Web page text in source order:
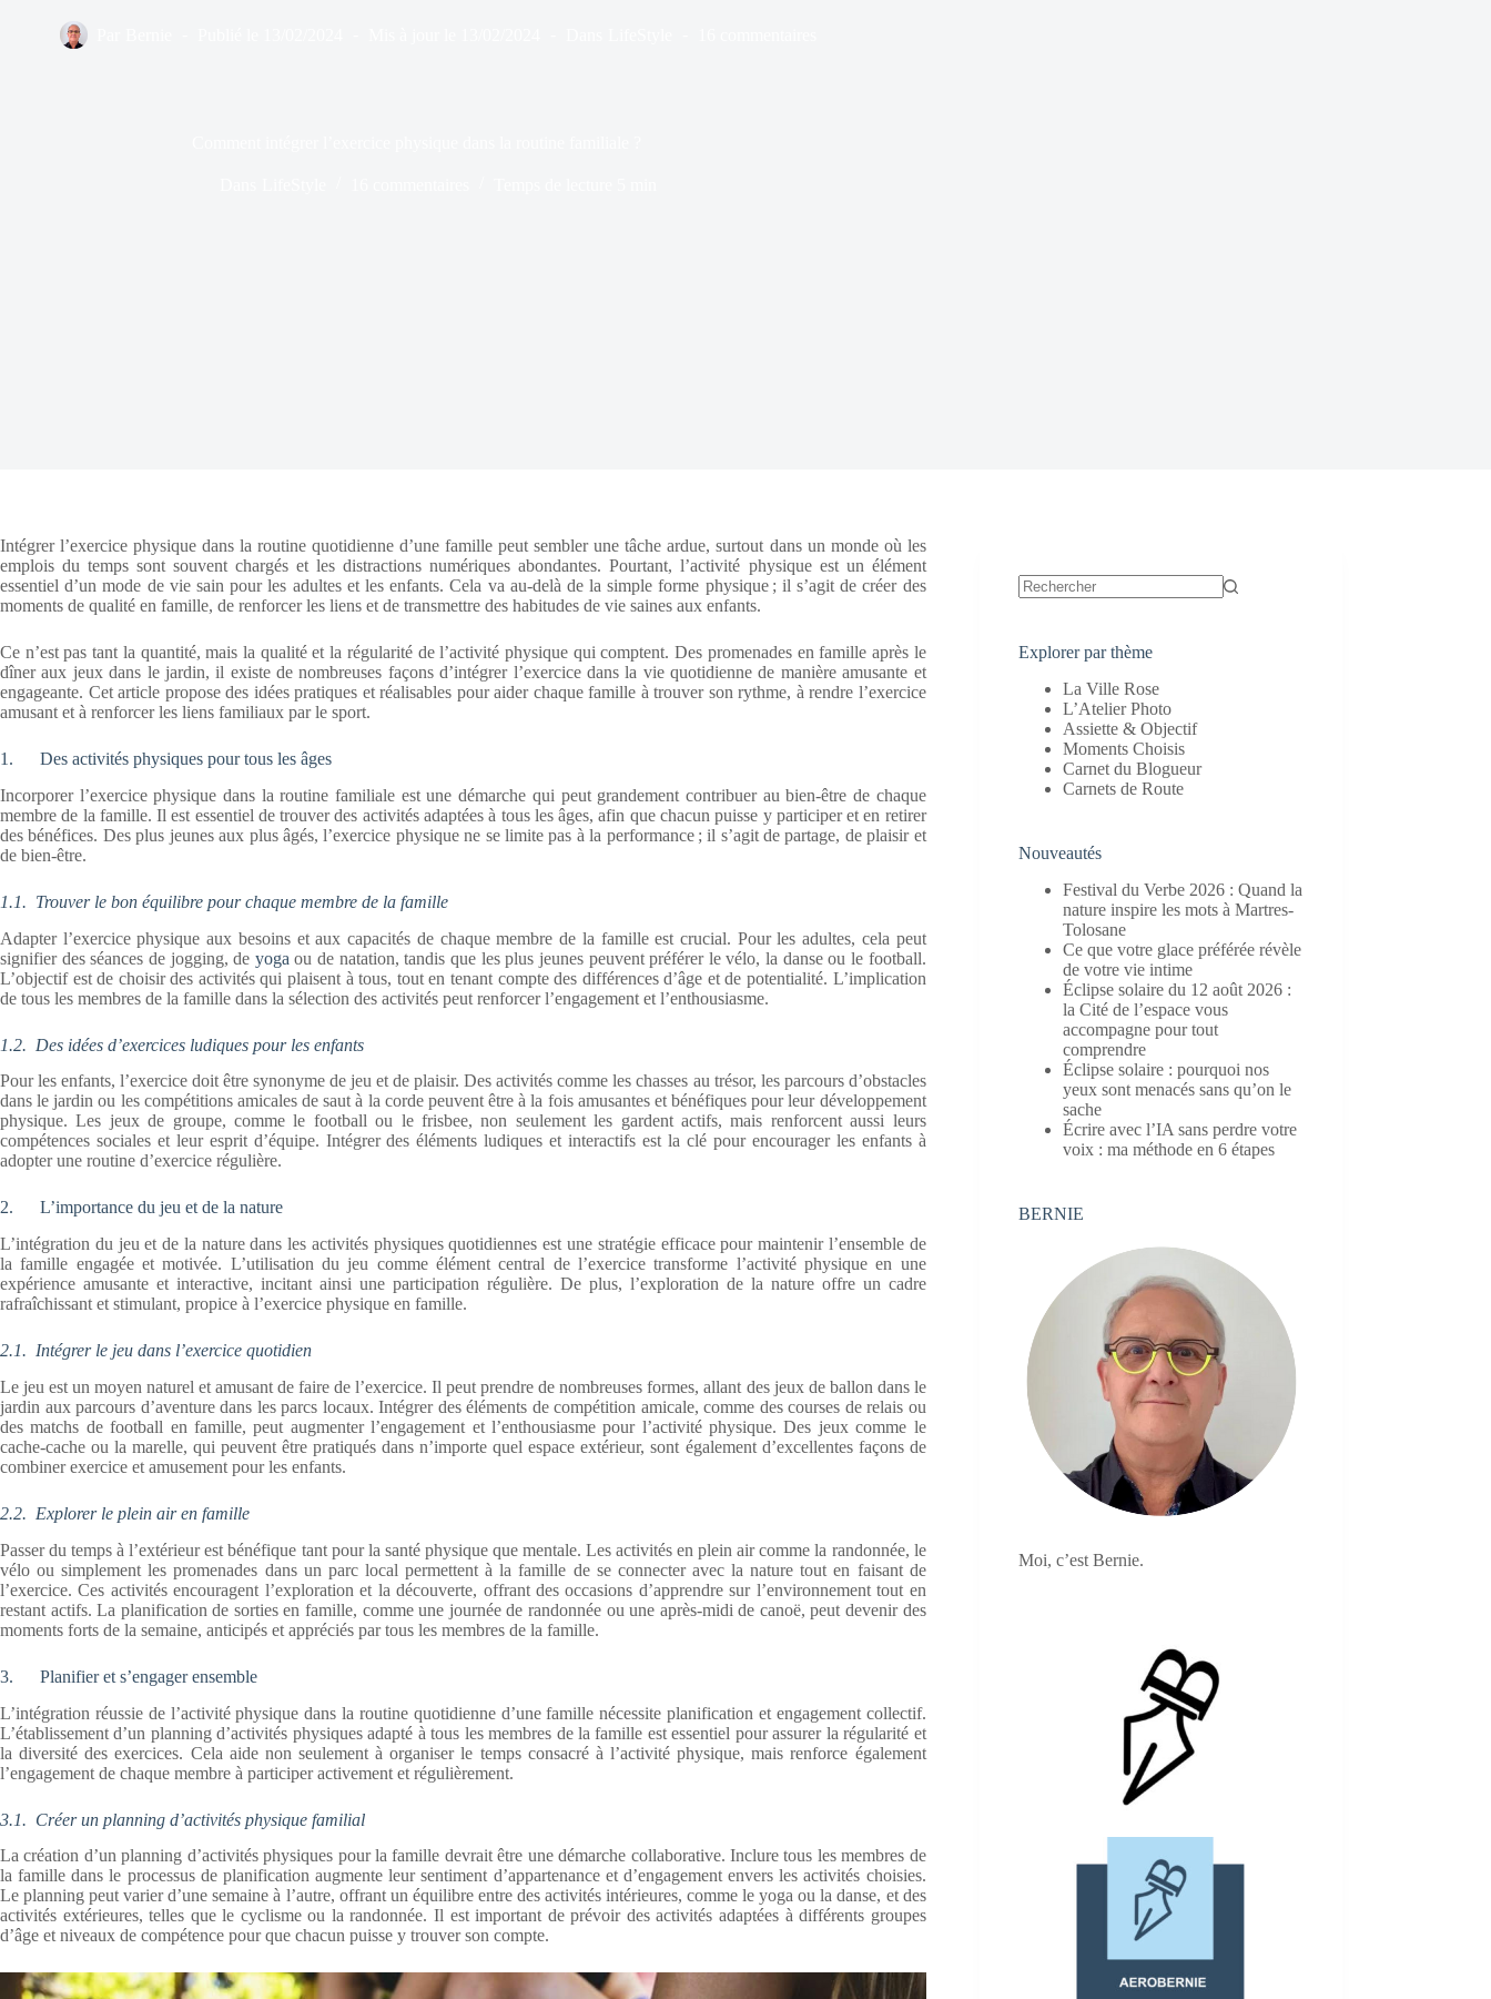
Intégrer l’exercice physique dans la routine quotidienne d’une famille peut sembler une tâche ardue, surtout dans un monde où les
emplois du temps sont souvent chargés et les distractions numériques abondantes. Pourtant, l’activité physique est un élément
essentiel d’un mode de vie sain pour les adultes et les enfants. Cela va au-delà de la simple forme physique ; il s’agit de créer des
moments de qualité en famille, de renforcer les liens et de transmettre des habitudes de vie saines aux enfants.
Ce n’est pas tant la quantité, mais la qualité et la régularité de l’activité physique qui comptent. Des promenades en famille après le
dîner aux jeux dans le jardin, il existe de nombreuses façons d’intégrer l’exercice dans la vie quotidienne de manière amusante et
engageante. Cet article propose des idées pratiques et réalisables pour aider chaque famille à trouver son rythme, à rendre l’exercice
amusant et à renforcer les liens familiaux par le sport.
1. Des activités physiques pour tous les âges
Incorporer l’exercice physique dans la routine familiale est une démarche qui peut grandement contribuer au bien-être de chaque
membre de la famille. Il est essentiel de trouver des activités adaptées à tous les âges, afin que chacun puisse y participer et en retirer
des bénéfices. Des plus jeunes aux plus âgés, l’exercice physique ne se limite pas à la performance ; il s’agit de partage, de plaisir et
de bien-être.
1.1. Trouver le bon équilibre pour chaque membre de la famille
Adapter l’exercice physique aux besoins et aux capacités de chaque membre de la famille est crucial. Pour les adultes, cela peut
signifier des séances de jogging, de yoga ou de natation, tandis que les plus jeunes peuvent préférer le vélo, la danse ou le football.
L’objectif est de choisir des activités qui plaisent à tous, tout en tenant compte des différences d’âge et de potentialité. L’implication
de tous les membres de la famille dans la sélection des activités peut renforcer l’engagement et l’enthousiasme.
1.2. Des idées d’exercices ludiques pour les enfants
Pour les enfants, l’exercice doit être synonyme de jeu et de plaisir. Des activités comme les chasses au trésor, les parcours d’obstacles
dans le jardin ou les compétitions amicales de saut à la corde peuvent être à la fois amusantes et bénéfiques pour leur développement
physique. Les jeux de groupe, comme le football ou le frisbee, non seulement les gardent actifs, mais renforcent aussi leurs
compétences sociales et leur esprit d’équipe. Intégrer des éléments ludiques et interactifs est la clé pour encourager les enfants à
adopter une routine d’exercice régulière.
2. L’importance du jeu et de la nature
L’intégration du jeu et de la nature dans les activités physiques quotidiennes est une stratégie efficace pour maintenir l’ensemble de
la famille engagée et motivée. L’utilisation du jeu comme élément central de l’exercice transforme l’activité physique en une
expérience amusante et interactive, incitant ainsi une participation régulière. De plus, l’exploration de la nature offre un cadre
rafraîchissant et stimulant, propice à l’exercice physique en famille.
2.1. Intégrer le jeu dans l’exercice quotidien
Le jeu est un moyen naturel et amusant de faire de l’exercice. Il peut prendre de nombreuses formes, allant des jeux de ballon dans le
jardin aux parcours d’aventure dans les parcs locaux. Intégrer des éléments de compétition amicale, comme des courses de relais ou
des matchs de football en famille, peut augmenter l’engagement et l’enthousiasme pour l’activité physique. Des jeux comme le
cache-cache ou la marelle, qui peuvent être pratiqués dans n’importe quel espace extérieur, sont également d’excellentes façons de
combiner exercice et amusement pour les enfants.
2.2. Explorer le plein air en famille
Passer du temps à l’extérieur est bénéfique tant pour la santé physique que mentale. Les activités en plein air comme la randonnée, le
vélo ou simplement les promenades dans un parc local permettent à la famille de se connecter avec la nature tout en faisant de
l’exercice. Ces activités encouragent l’exploration et la découverte, offrant des occasions d’apprendre sur l’environnement tout en
restant actifs. La planification de sorties en famille, comme une journée de randonnée ou une après-midi de canoë, peut devenir des
moments forts de la semaine, anticipés et appréciés par tous les membres de la famille.
3. Planifier et s’engager ensemble
L’intégration réussie de l’activité physique dans la routine quotidienne d’une famille nécessite planification et engagement collectif.
L’établissement d’un planning d’activités physiques adapté à tous les membres de la famille est essentiel pour assurer la régularité et
la diversité des exercices. Cela aide non seulement à organiser le temps consacré à l’activité physique, mais renforce également
l’engagement de chaque membre à participer activement et régulièrement.
3.1. Créer un planning d’activités physique familial
La création d’un planning d’activités physiques pour la famille devrait être une démarche collaborative. Inclure tous les membres de
la famille dans le processus de planification augmente leur sentiment d’appartenance et d’engagement envers les activités choisies.
Le planning peut varier d’une semaine à l’autre, offrant un équilibre entre des activités intérieures, comme le yoga ou la danse, et des
activités extérieures, telles que le cyclisme ou la randonnée. Il est important de prévoir des activités adaptées à différents groupes
d’âge et niveaux de compétence pour que chacun puisse y trouver son compte.
Explorer par thème
La Ville Rose
L’Atelier Photo
Assiette & Objectif
Moments Choisis
Carnet du Blogueur
Carnets de Route
Nouveautés
Festival du Verbe 2026 : Quand la
nature inspire les mots à Martres-
Tolosane
Ce que votre glace préférée révèle
de votre vie intime
Éclipse solaire du 12 août 2026 :
la Cité de l’espace vous
accompagne pour tout
comprendre
Éclipse solaire : pourquoi nos
yeux sont menacés sans qu’on le
sache
Écrire avec l’IA sans perdre votre
voix : ma méthode en 6 étapes
BERNIE
Moi, c’est Bernie.